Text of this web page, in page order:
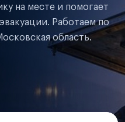
на месте и помогает
Работаем по
область.